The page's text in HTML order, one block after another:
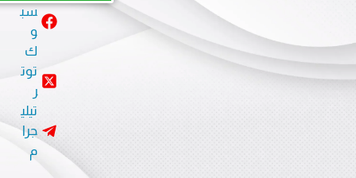
سب
و
توت
ر
تيلي
جرا
م